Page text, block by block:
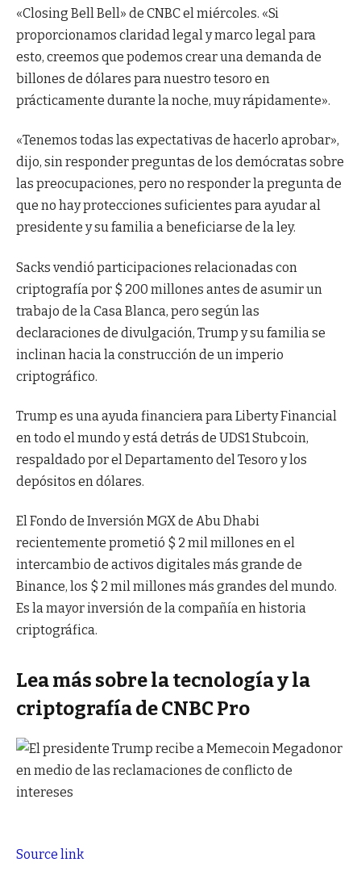
«Closing Bell Bell» de CNBC el miércoles. «Si
proporcionamos claridad legal y marco legal para
esto, creemos que podemos crear una demanda de
billones de dólares para nuestro tesoro en
prácticamente durante la noche, muy rápidamente».
«Tenemos todas las expectativas de hacerlo aprobar»,
dijo, sin responder preguntas de los demócratas sobre
las preocupaciones, pero no responder la pregunta de
que no hay protecciones suficientes para ayudar al
presidente y su familia a beneficiarse de la ley.
Sacks vendió participaciones relacionadas con
criptografía por $ 200 millones antes de asumir un
trabajo de la Casa Blanca, pero según las
declaraciones de divulgación, Trump y su familia se
inclinan hacia la construcción de un imperio
criptográfico.
Trump es una ayuda financiera para Liberty Financial
en todo el mundo y está detrás de UDS1 Stubcoin,
respaldado por el Departamento del Tesoro y los
depósitos en dólares.
El Fondo de Inversión MGX de Abu Dhabi
recientemente prometió $ 2 mil millones en el
intercambio de activos digitales más grande de
Binance, los $ 2 mil millones más grandes del mundo.
Es la mayor inversión de la compañía en historia
criptográfica.
Lea más sobre la tecnología y la
criptografía de CNBC Pro
Source link